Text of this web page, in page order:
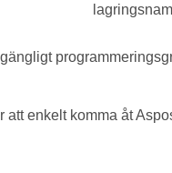
enkelt komma åt